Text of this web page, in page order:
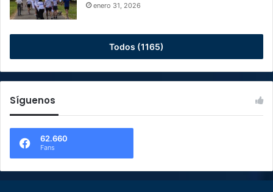
enero 31, 2026
Todos (1165)
Síguenos
62.660
Fans